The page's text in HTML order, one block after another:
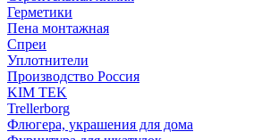
Герметики
Пена монтажная
Спреи
Уплотнители
Производство Россия
KIM TEK
Trellerborg
Флюгера, украшения для дома